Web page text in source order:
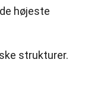
højeste
strukturer.